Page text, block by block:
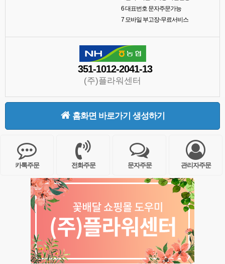
6대표번호 문자주문가능
7모바일 부고장-무료서비스
351-1012-2041-13
(주)플라워센터
홈화면 바로가기 생성하기
카톡주문 전화주문 문자주문 관리자주문